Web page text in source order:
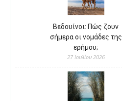
Βεδουίνοι: Πώς ζουν
σήμερα οι νομάδες της
ερήμου;
27 Ιουλίου 2026